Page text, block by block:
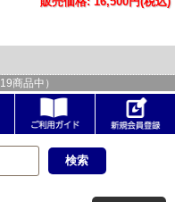
19商品中）